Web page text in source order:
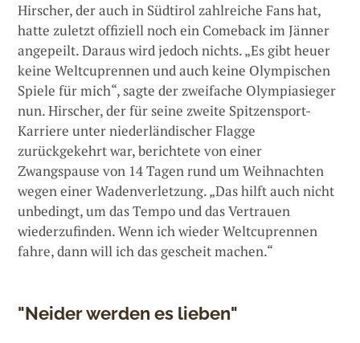
Hirscher, der auch in Südtirol zahlreiche Fans hat,
hatte zuletzt offiziell noch ein Comeback im Jänner
angepeilt. Daraus wird jedoch nichts. „Es gibt heuer
keine Weltcuprennen und auch keine Olympischen
Spiele für mich“, sagte der zweifache Olympiasieger
nun. Hirscher, der für seine zweite Spitzensport-
Karriere unter niederländischer Flagge
zurückgekehrt war, berichtete von einer
Zwangspause von 14 Tagen rund um Weihnachten
wegen einer Wadenverletzung. „Das hilft auch nicht
unbedingt, um das Tempo und das Vertrauen
wiederzufinden. Wenn ich wieder Weltcuprennen
fahre, dann will ich das gescheit machen.“
"Neider werden es lieben"